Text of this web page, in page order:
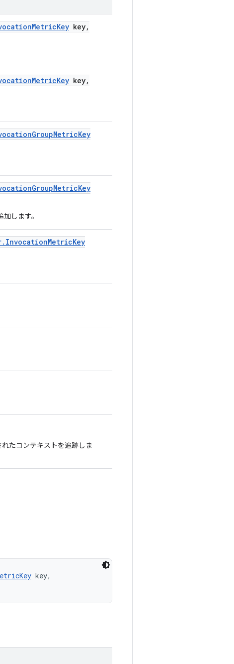
MetricKey key,
MetricKey key,
GroupMetricKey
GroupMetricKey
します。
. InvocationMetricKey
たコンテキストを追跡しま
key,